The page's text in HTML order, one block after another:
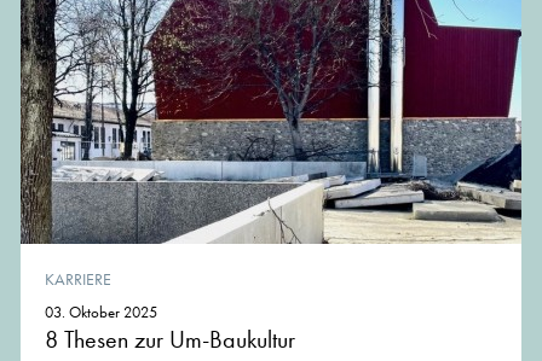
KARRIERE
03. Oktober 2025
8 Thesen zur Um-Baukultur